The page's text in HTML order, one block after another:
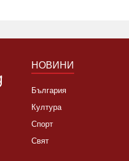
НОВИНИ
България
Култура
Спорт
Свят